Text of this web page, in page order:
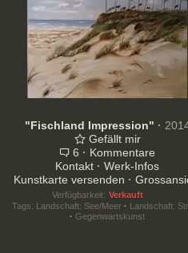
"Fischland Impression" ·
Gefällt mir
6 · Kommentare
Kontakt · Werk-Infos
Kunstkarte versenden ·
Verfügbarkeit: Verkauft
Tags: Landschaft: See/Meer · Landschaft:
· Gegenwartskunst